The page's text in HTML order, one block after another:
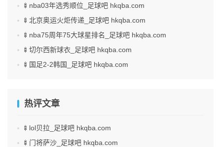
🍢nba03年选秀顺位_足球吧 hkqba.com
🍢北京奥运火炬传递_足球吧 hkqba.com
🍢nba75周年75大球星排名_足球吧 hkqba.com
🍢切尔西新球衣_足球吧 hkqba.com
🍢国足2-2韩国_足球吧 hkqba.com
热评文章
🍢lol贝拉_足球吧 hkqba.com
🍢门将萨沙_足球吧 hkqba.com